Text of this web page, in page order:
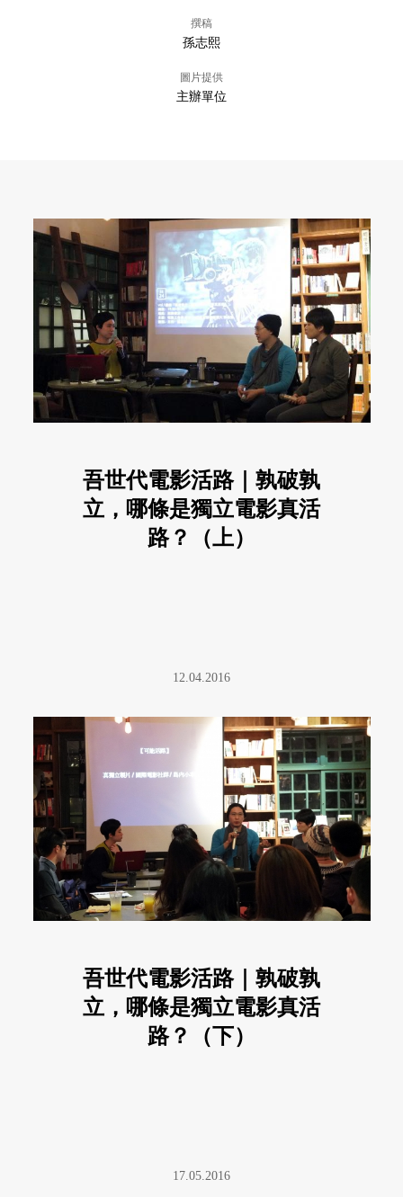
撰稿
孫志熙
圖片提供
主辦單位
吾世代電影活路｜孰破孰
立，哪條是獨立電影真活
路？（上）
12.04.2016
吾世代電影活路｜孰破孰
立，哪條是獨立電影真活
路？（下）
17.05.2016